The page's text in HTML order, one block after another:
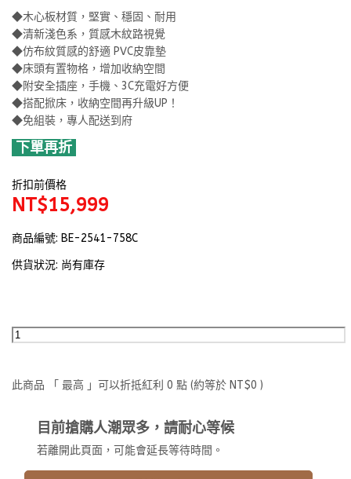
◆木心板材質，堅實、穩固、耐用
◆清新淺色系，質感木紋路視覺
◆仿布紋質感的舒適 PVC皮靠墊
◆床頭有置物格，增加收納空間
◆附安全插座，手機、3C充電好方便
◆搭配掀床，收納空間再升級UP！
◆免組裝，專人配送到府
下單再折
折扣前價格
NT$15,999
商品編號: BE-2541-758C
供貨狀況: 尚有庫存
此商品 「 最高 」可以折抵紅利 0 點 (約等於 NT$0 )
目前搶購人潮眾多，請耐心等候
若離開此頁面，可能會延長等待時間。